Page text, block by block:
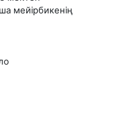
мейірбикенің